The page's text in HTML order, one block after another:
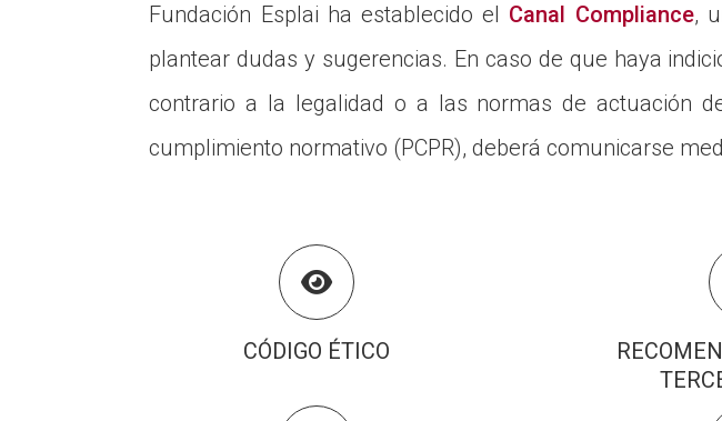
Fundación Esplai ha establecido el Canal Compliance,
plantear dudas y sugerencias. En caso de que haya
contrario a la legalidad o a las normas de actuación
cumplimiento normativo (PCPR), deberá comunicarse

CÓDIGO ÉTICO